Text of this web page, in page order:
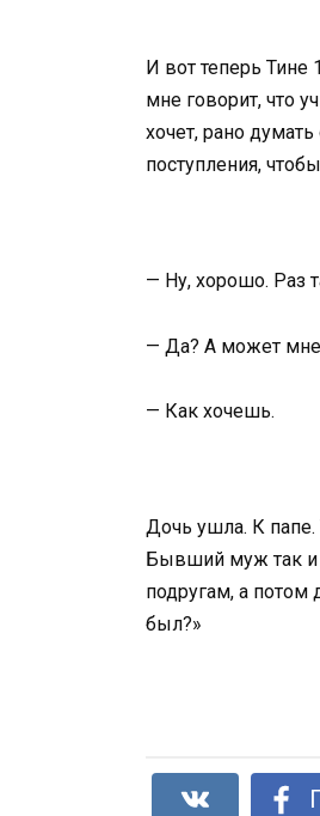
И вот теперь Тине
мне говорит, что
хочет, рано
поступления,
— Ну, хорошо. Раз
— Да? А может мне
— Как хочешь.
Дочь ушла. К папе.
Бывший муж так и
подругам, а потом
был?»